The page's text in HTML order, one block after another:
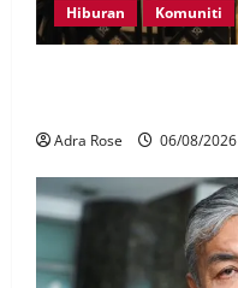
Hiburan Komuniti
Adra Rose 06/08/2026